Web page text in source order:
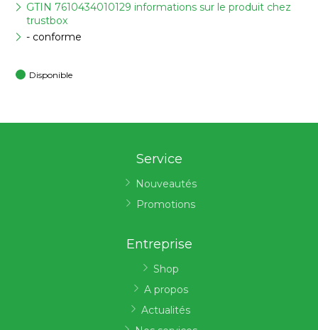
GTIN 7610434010129 informations sur le produit chez
trustbox
- conforme
Disponible
Service
Nouveautés
Promotions
Entreprise
Shop
A propos
Actualités